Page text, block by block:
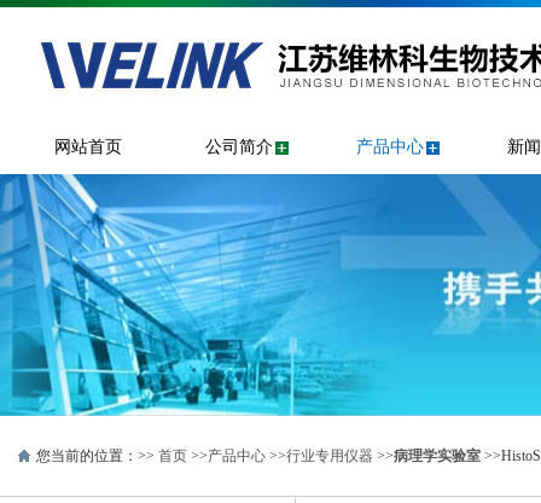
网站首页 公司简介 产品中心 新
您当前的位置：>> 首页 >>产品中心 >>行业专用仪器 >>病理学实验室